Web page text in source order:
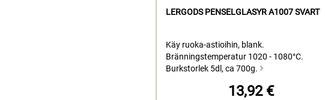
LERGODS PENSELGLASYR A1007 SVART
Käy ruoka-astioihin, blank.
Bränningstemperatur 1020 - 1080°C.
Burkstorlek 5dl, ca 700g.
13,92 €